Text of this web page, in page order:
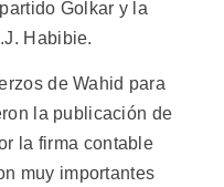
Golkar y la
Habibie.
de Wahid para
la publicación de
la firma contable
muy importantes